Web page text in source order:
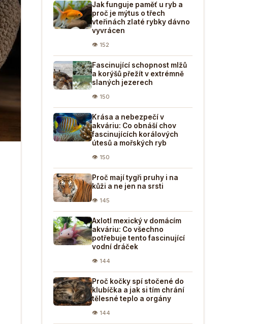
Jak funguje paměť u ryb a
proč je mýtus o třech
vteřinách zlaté rybky dávno
vyvrácen
👁 152
Fascinující schopnost mlžů
a korýšů přežít v extrémně
slaných jezerech
👁 150
Krása a nebezpečí v
akváriu: Co obnáší chov
fascinujících korálových
útesů a mořských ryb
👁 150
Proč mají tygři pruhy i na
kůži a ne jen na srsti
👁 145
Axlotl mexický v domácím
akváriu: Co všechno
potřebuje tento fascinující
vodní dráček
👁 144
Proč kočky spí stočené do
klubíčka a jak si tím chrání
tělesné teplo a orgány
👁 144